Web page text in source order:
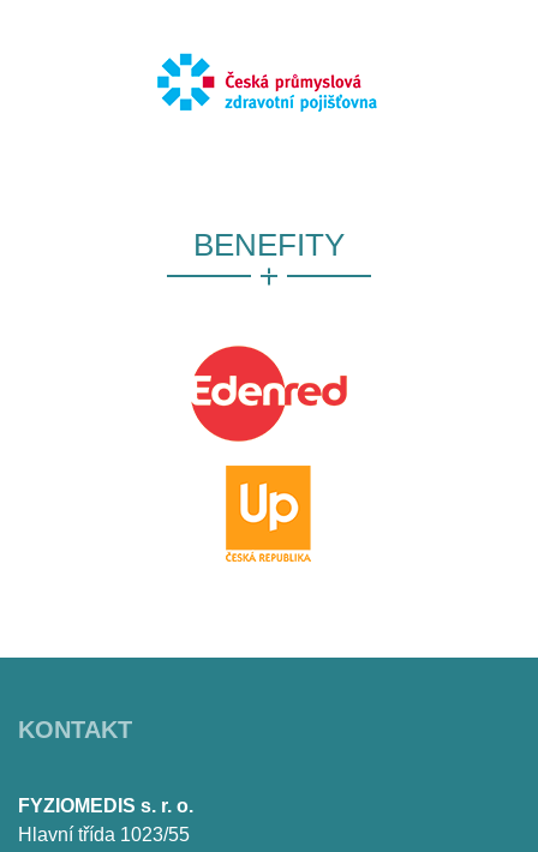
BENEFITY
KONTAKT
FYZIOMEDIS s. r. o.
Hlavní třída 1023/55